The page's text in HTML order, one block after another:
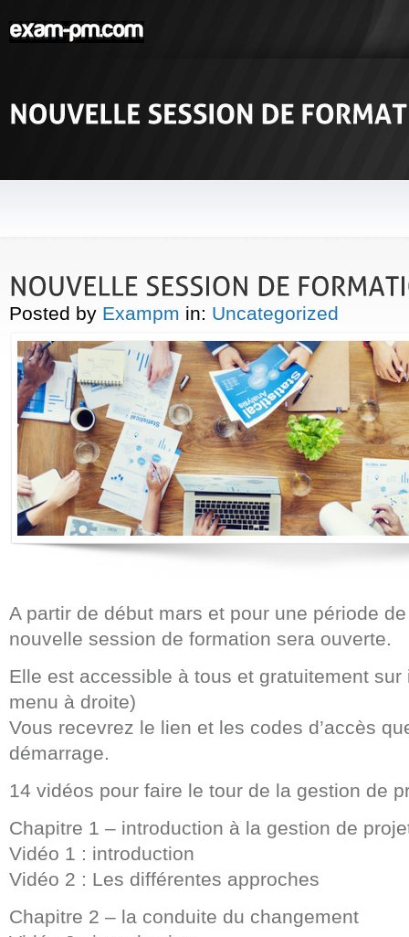
Posted by Exampm in: Uncategorized
A partir de début mars et pour une période
nouvelle session de formation sera ouverte.
Elle est accessible à tous et gratuitement sur
menu à droite)
Vous recevrez le lien et les codes d’accès
démarrage.
14 vidéos pour faire le tour de la gestion de
Chapitre 1 – introduction à la gestion de
Vidéo 1 : introduction
Vidéo 2 : Les différentes approches
Chapitre 2 – la conduite du changement